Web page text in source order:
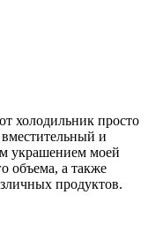
холодильник просто
и
украшением моей
объема, а также
продуктов.